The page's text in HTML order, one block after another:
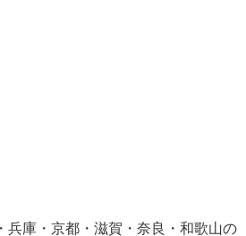
兵庫・京都・滋賀・奈良・和歌山の